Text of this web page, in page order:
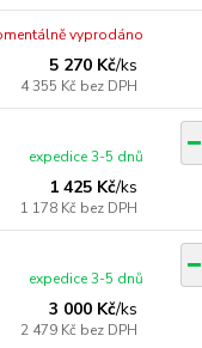
5 270 Kč/ks
4 355 Kč bez DPH
vyprodáno
1 425 Kč/ks
1 178 Kč bez DPH
expedice 3-5 dnů
3 000 Kč/ks
2 479 Kč bez DPH
expedice 3-5 dnů